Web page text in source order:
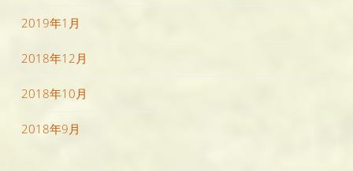
2019年1月
2018年12月
2018年10月
2018年9月